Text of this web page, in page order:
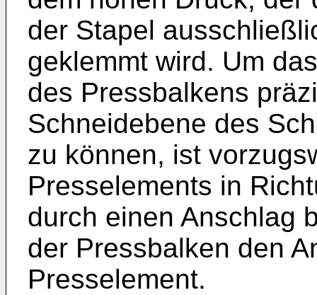
der Stapel
geklemmt wird. Um
des Pressbalkens
Schneidebene des
zu können, ist
Presselements in
durch einen Anschlag
der Pressbalken den
Presselement.